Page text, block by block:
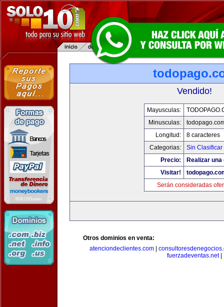
Vendido!
Mayusculas:
Minusculas:
Longitud:
8 caracteres
Categorias:
Sin Clasificar
Precio:
Realizar
Visitar!
Serán consideradas
Otros dominios en venta:
atenciondeclientes.com
fuerzadeventas.net|